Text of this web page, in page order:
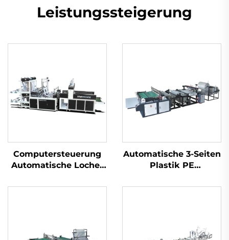
Leistungssteigerung
Computersteuerung
Automatische Locher
Automatische 3-Seiten
Plastik PE
Taschenmachmaschine